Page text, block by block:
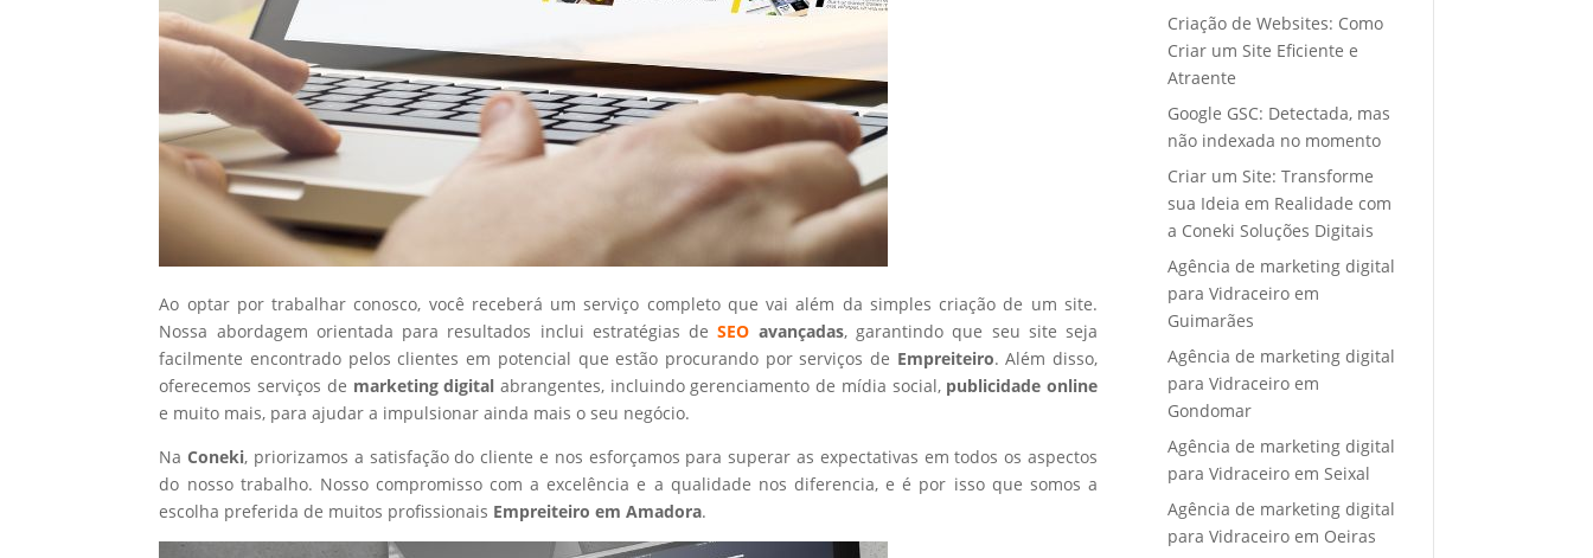
Ao optar por trabalhar conosco, você receberá um serviço completo que vai além da simples criação de um site.
Nossa abordagem orientada para resultados inclui estratégias deSEO avançadas, garantindo que seu site seja
facilmente encontrado pelos clientes em potencial que estão procurando por serviços de Empreiteiro. Além disso,
oferecemos serviços de marketing digital abrangentes, incluindo gerenciamento de mídia social, publicidade online
e muito mais, para ajudar a impulsionar ainda mais o seu negócio.
NaConeki, priorizamos a satisfação do cliente e nos esforçamos para superar as expectativas em todos os aspectos
do nosso trabalho. Nosso compromisso com a excelência e a qualidade nos diferencia, e é por isso que somos a
escolha preferida de muitos profissionais Empreiteiro em Amadora.
Criação de Websites: Como
Criar um Site Eficiente e
Atraente
Google GSC: Detectada, mas
não indexada no momento
Criar um Site: Transforme
sua Ideia em Realidade com
a Coneki Soluções Digitais
Agência de marketing digital
para Vidraceiro em
Guimarães
Agência de marketing digital
para Vidraceiro em
Gondomar
Agência de marketing digital
para Vidraceiro em Seixal
Agência de marketing digital
para Vidraceiro em Oeiras